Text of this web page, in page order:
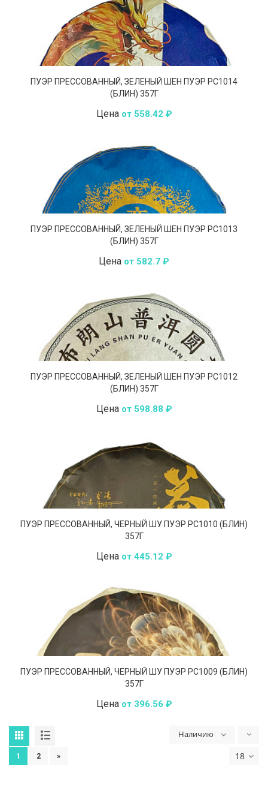
ПУЭР ПРЕССОВАННЫЙ, ЗЕЛЕНЫЙ ШЕН ПУЭР РС1014
(БЛИН) 357Г
Цена от 558.42 ₽
ПУЭР ПРЕССОВАННЫЙ, ЗЕЛЕНЫЙ ШЕН ПУЭР РС1013
(БЛИН) 357Г
Цена от 582.7 ₽
ПУЭР ПРЕССОВАННЫЙ, ЗЕЛЕНЫЙ ШЕН ПУЭР РС1012
(БЛИН) 357Г
Цена от 598.88 ₽
ПУЭР ПРЕССОВАННЫЙ, ЧЕРНЫЙ ШУ ПУЭР РС1010 (БЛИН)
357Г
Цена от 445.12 ₽
ПУЭР ПРЕССОВАННЫЙ, ЧЕРНЫЙ ШУ ПУЭР РС1009 (БЛИН)
357Г
Цена от 396.56 ₽
Наличию
18
1 2 »